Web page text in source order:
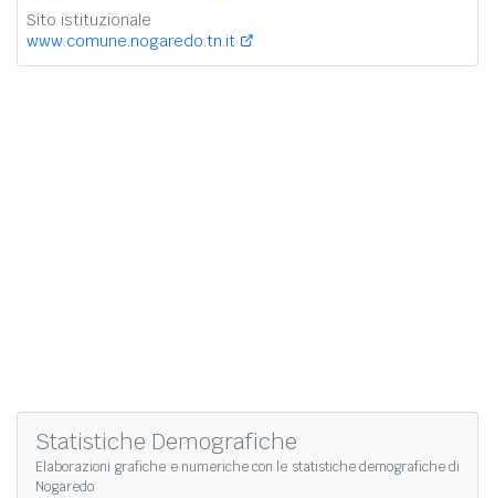
Sito istituzionale
www.comune.nogaredo.tn.it
Statistiche Demografiche
Elaborazioni grafiche e numeriche con le statistiche demografiche di
Nogaredo